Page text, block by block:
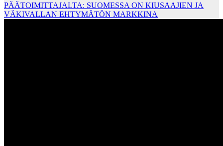
PÄÄTOIMITTAJALTA: SUOMESSA ON KIUSAAJIEN JA
VÄKIVALLAN EHTYMÄTÖN MARKKINA